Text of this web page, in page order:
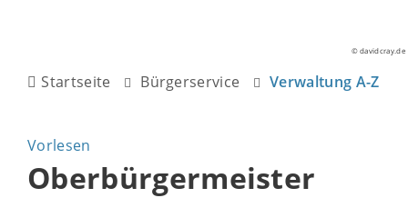
© davidcray.de
Startseite Bürgerservice Verwaltung A-Z
Vorlesen
Oberbürgermeister